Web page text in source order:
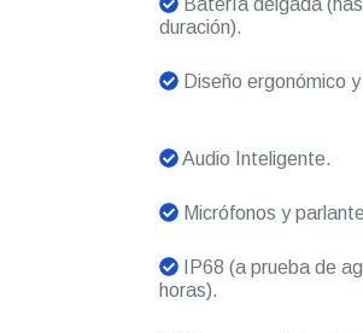
Batería delgada
duración).
Diseño ergonómico
Audio Inteligente.
Micrófonos y
IP68 (a prueba de
horas).